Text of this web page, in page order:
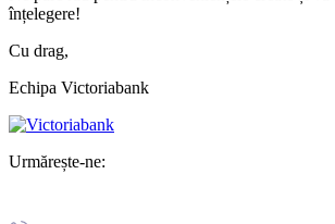
înțelegere!
Cu drag,
Echipa Victoriabank
Urmărește-ne: